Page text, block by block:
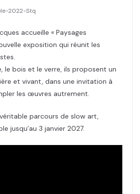
2022-Stq
accueille « Paysages
exposition qui réunit les
le bois et le verre, ils proposent un
et vivant, dans une invitation à
les œuvres autrement.
parcours de slow art,
jusqu’au 3 janvier 2027.